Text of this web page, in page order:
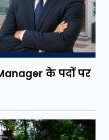
के पदों पर